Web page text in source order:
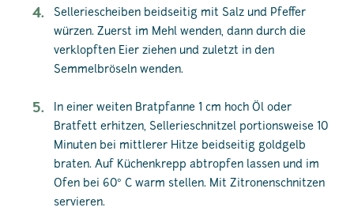
Selleriescheiben beidseitig mit Salz und Pfeffer
würzen. Zuerst im Mehl wenden, dann durch die
verklopften Eier ziehen und zuletzt in den
Semmelbröseln wenden.
In einer weiten Bratpfanne 1 cm hoch Öl oder
Bratfett erhitzen, Sellerieschnitzel portionsweise 10
Minuten bei mittlerer Hitze beidseitig goldgelb
braten. Auf Küchenkrepp abtropfen lassen und im
Ofen bei 60° C warm stellen. Mit Zitronenschnitzen
servieren.